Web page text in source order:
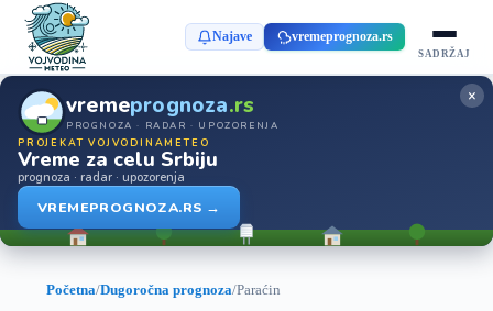
Najave vremeprognoza.rs
SADRŽAJ
vremeprognoza.rs
PROGNOZA · RADAR · UPOZORENJA
PROJEKAT VOJVODINAMETEO
Vreme za celu Srbiju
prognoza · radar · upozorenja
VREMEPROGNOZA.RS →
×
Početna/Dugoročna prognoza/Paraćin